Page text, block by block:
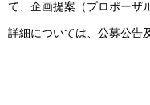
て、企画提案（プロポーザ
詳細については、公募公告